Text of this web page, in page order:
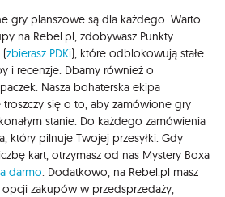
gry planszowe są dla każdego. Warto
na Rebel.pl, zdobywasz Punkty
(zbierasz PDKi), które odblokowują stałe
i recenzje. Dbamy również o
Nasza bohaterska ekipa
się o to, aby zamówione gry
stanie. Do każdego zamówienia
który pilnuje Twojej przesyłki. Gdy
kart, otrzymasz od nas Mystery Boxa
darmo . Dodatkowo, na Rebel.pl masz
zakupów w przedsprzedaży,